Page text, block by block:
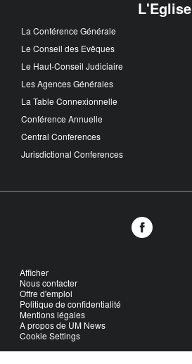
L'Eglise
La Conférence Générale
Le Conseil des Evêques
Le Haut-Conseil Judiciaire
Les Agences Générales
La Table Connexionnelle
Conférence Annuelle
Central Conferences
Jurisdictional Conferences
Afficher
Nous contacter
Offre d'emploi
Politique de confidentialité
Mentions légales
A propos de UM News
Cookie Settings